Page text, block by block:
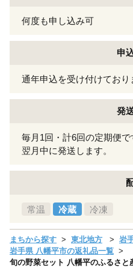
何度も申し込み可
申
通年申込を受け付けており
発
毎月1回・計6回の定期便で
翌月中に発送します。
常温 冷蔵 冷凍
まちから探す 東北地方
岩
岩手県 八幡平市の返礼品一覧
旬の野菜セット 八幡平のふるさ